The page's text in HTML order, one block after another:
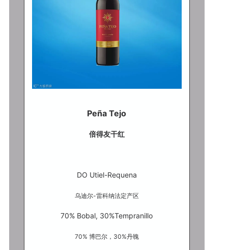
Peña Tejo
倍得友干红
DO Utiel-Requena
乌迪尔-雷科纳法定产区
70% Bobal, 30%Tempranillo
70% 博巴尔，30%丹魄